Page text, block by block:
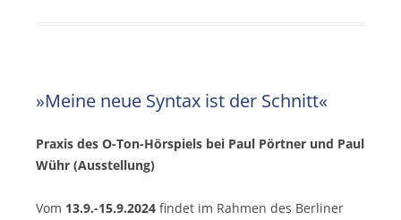
»Meine neue Syntax ist der Schnitt«
Praxis des O-Ton-Hörspiels bei Paul Pörtner und Paul
Wühr (Ausstellung)
Vom 13.9.-15.9.2024findet im Rahmen des Berliner